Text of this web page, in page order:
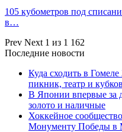
105 кубометров под
в…
Prev Next 1 из 1 162
Последние новости
Куда сходить в
пикник, театр и
В Японии впервые за
золото и наличные
Хоккейное
Монументу Победы в